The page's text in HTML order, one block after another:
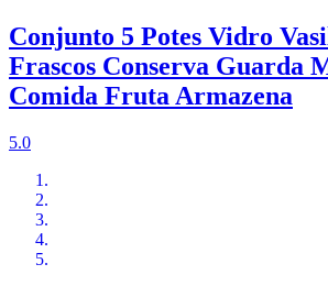
Conjunto 5 Potes Vidro
Frascos Conserva Guarda
Comida Fruta Armazena
5.0